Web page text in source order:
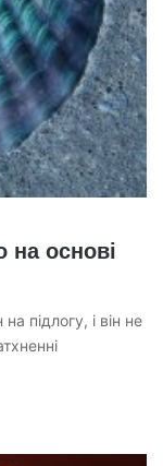
на основі
підлогу, і він не